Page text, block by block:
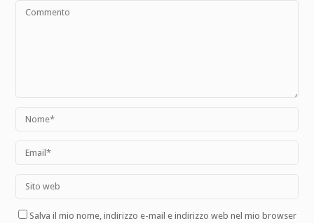
Salva il mio nome, indirizzo e-mail e indirizzo web nel mio browser